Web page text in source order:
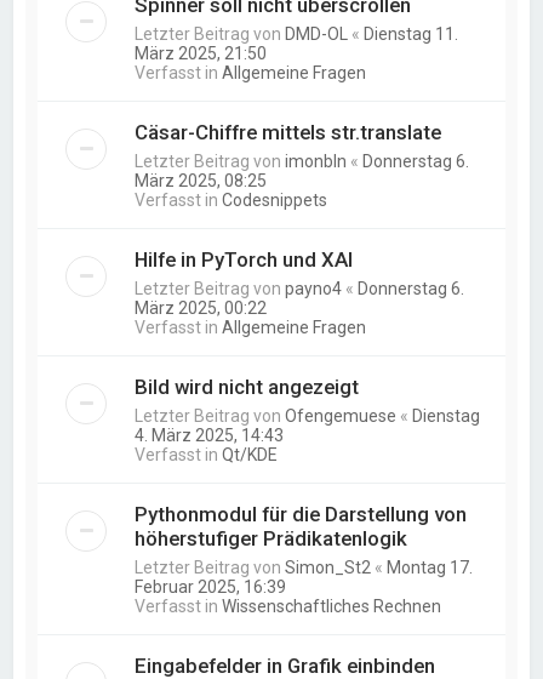
Letzter Beitrag von DMD-OL « Dienstag 11.
März 2025, 21:50
Verfasst inAllgemeine Fragen
Cäsar-Chiffre mittels str.translate
Letzter Beitrag vonimonbln « Donnerstag 6.
März 2025, 08:25
Verfasst inCodesnippets
Hilfe in PyTorch und XAI
Letzter Beitrag vonpayno4 « Donnerstag 6.
März 2025, 00:22
Verfasst inAllgemeine Fragen
Bild wird nicht angezeigt
Letzter Beitrag vonOfengemuese « Dienstag
4. März 2025, 14:43
Verfasst inQt/KDE
Pythonmodul für die Darstellung von
höherstufiger Prädikatenlogik
Letzter Beitrag vonSimon_St2 « Montag 17.
Februar 2025, 16:39
Verfasst inWissenschaftliches Rechnen
Eingabefelder in Grafik einbinden